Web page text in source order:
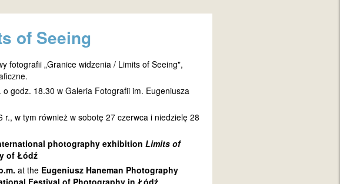
of Seeing
fotografii „Granice widzenia / Limits of Seeing",
godz. 18.30 w Galeria Fotografii im. Eugeniusza
w tym również w sobotę 27 czerwca i niedzielę 28
photography exhibition Limits of
of Łódź
at the Eugeniusz Haneman Photography
Festival of Photography in Łódź.